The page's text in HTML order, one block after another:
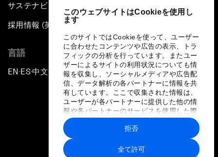
このウェブサイトはCookieを使用し
ます
このサイトではCookieを使って、ユーザー
に合わせたコンテンツや広告の表示、トラ
フィックの分析を行っています。またユー
ザーによるサイトの利用状況についても情
報を収集し、ソーシャルメディアや広告配
信、データ解析の各パートナーに情報を共
有しています。ここで収集された情報は、
ユーザーが各パートナーに提供した他の情
報や各パートナーのサービスを使用した際
に収集された情報と組み合わされ、各パー
トナーによって使用されることがありま
す。
全て許可
拒否
サステナビリティへの取り組み
採用情報 (英語のみ)
言語
EN ▪ES▪中文▪ 日本語
プライバシーポリシーと利用規約
サイトマップ